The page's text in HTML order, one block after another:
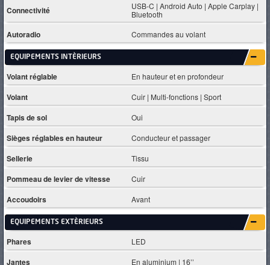
Connectivité
USB-C | Android Auto | Apple Carplay |
Bluetooth
Autoradio Commandes au volant
EQUIPEMENTS INTÈRIEURS
Volant réglable En hauteur et en profondeur
Volant Cuir | Multi-fonctions | Sport
Tapis de sol Oui
Sièges réglables en hauteur Conducteur et passager
Sellerie Tissu
Pommeau de levier de vitesse Cuir
Accoudoirs Avant
EQUIPEMENTS EXTÈRIEURS
Phares LED
Jantes En aluminium | 16’’